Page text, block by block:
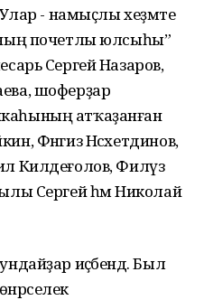
- намыҫлы хеҙмәте
почетлы юлсыһы”
Сергей Назаров,
шоферҙар
атҡаҙанған
Фәнгиз Нәсхетдинов,
Килдеғолов, Филүз
Сергей һәм Николай
иҫәбендә. Был